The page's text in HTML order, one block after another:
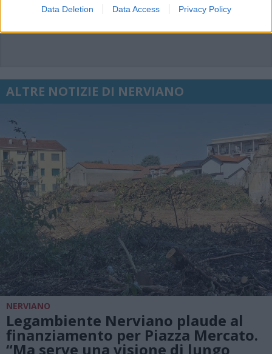
Data Deletion Data Access Privacy Policy
ALTRE NOTIZIE DI NERVIANO
NERVIANO
Legambiente Nerviano plaude al
finanziamento per Piazza Mercato.
“Ma serve una visione di lungo